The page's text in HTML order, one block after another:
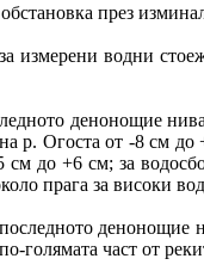
през
измерени водни
денонощие
на р. Огоста от -8 см
до +6 см; за
прага за високи
денонощие
голямата част от